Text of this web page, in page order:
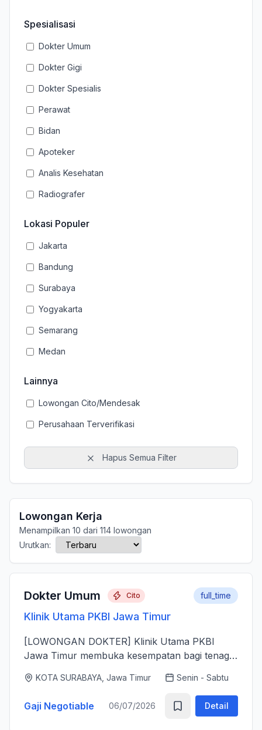
Spesialisasi
Dokter Umum
Dokter Gigi
Dokter Spesialis
Perawat
Bidan
Apoteker
Analis Kesehatan
Radiografer
Lokasi Populer
Jakarta
Bandung
Surabaya
Yogyakarta
Semarang
Medan
Lainnya
Lowongan Cito/Mendesak
Perusahaan Terverifikasi
Hapus Semua Filter
Lowongan Kerja
Menampilkan 10 dari 114 lowongan
Urutkan:
Dokter Umum Cito
Klinik Utama PKBI Jawa Timur
full_time
[LOWONGAN DOKTER] Klinik Utama PKBI
Jawa Timur membuka kesempatan bagi tenaga
memberikan layanan kesehatan bagi
masyarakat. Kami mencari dokter yang memiliki
k...
KOTA SURABAYA, Jawa Timur Senin - Sabtu
Gaji Negotiable 06/07/2026 Detail